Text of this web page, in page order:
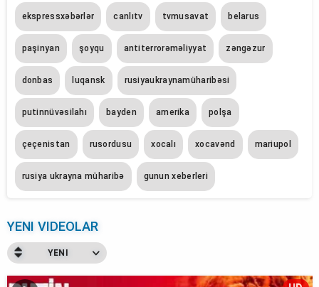
ekspressxəbərlər canlıtv tvmusavat belarus
paşinyan şoyqu antiterrorəməliyyat zəngəzur
donbas luqansk rusiyaukraynamüharibəsi
putinnüvəsilahı bayden amerika polşa
çeçenistan rusordusu xocalı xocavənd mariupol
rusiya ukrayna müharibə gunun xeberleri
YENI VIDEOLAR
YENI